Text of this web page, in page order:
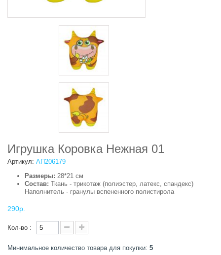
Игрушка Коровка Нежная 01
Артикул: АП206179
Размеры: 28*21 см
Состав: Ткань - трикотаж (полиэстер, латекс, спандекс)
Наполнитель - гранулы вспененного полистирола
290р.
Кол-во :
Минимальное количество товара для покупки: 5